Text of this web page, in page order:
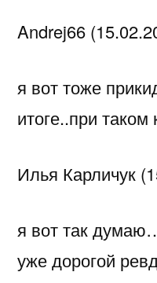
Andrej66
я вот тоже
итоге..при
Илья Карличук
я вот так
уже дорогой